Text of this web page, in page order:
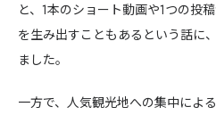
と、1本のショート動画や1つの投
を生み出すこともあるという話に
ました。
一方で、人気観光地への集中によ